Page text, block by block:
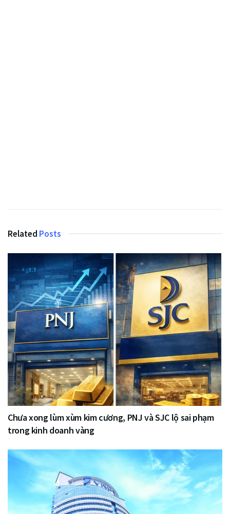
Related Posts
Chưa xong lùm xùm kim cương, PNJ và SJC lộ sai phạm
trong kinh doanh vàng